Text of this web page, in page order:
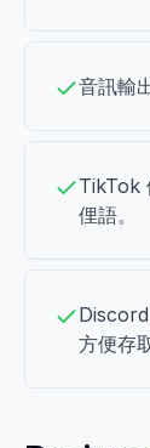
音訊輸
TikTok
俚語。
方便存